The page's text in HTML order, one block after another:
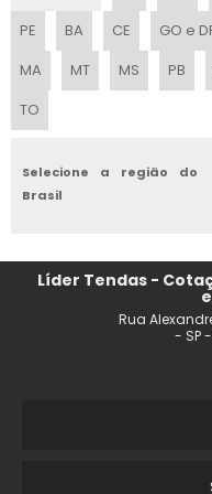
TENDAS BUFFET
TENDA PIRAMIDAL
TENDA DE FESTA
FABRICA DE TENDA INFLAVEL
LOCACAO DE TENDAS EM
FORNECEDOR DE LONAS
PE
BA CE GO e
MA
MT MS PB
TO
Selecione a região do
Brasil
Líder Tendas -
Rua
- SP